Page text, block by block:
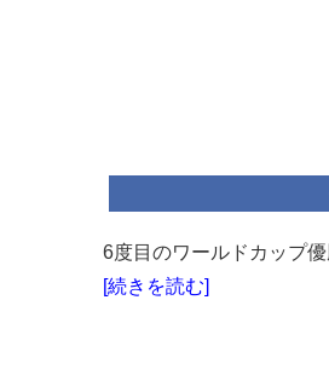
6度目のワールドカップ
[続きを読む]